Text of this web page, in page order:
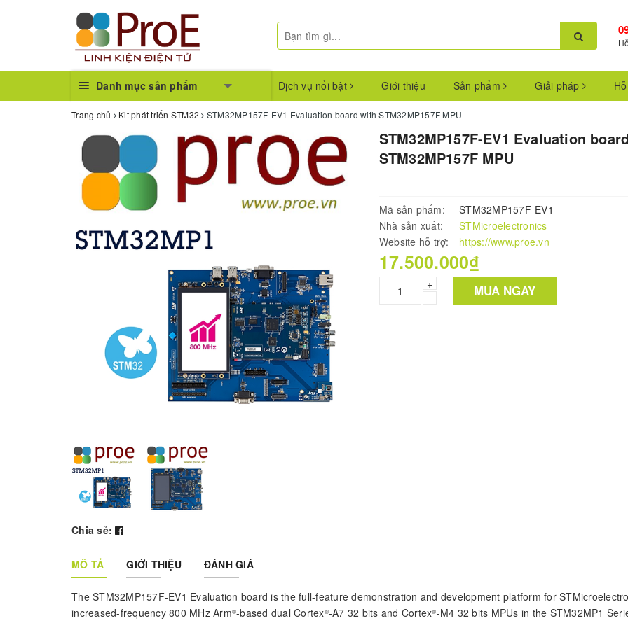
Danh mục sản phẩm Dịch vụ nổi bật Giới thiệu Sản phẩm Giải pháp
Trang chủ Kit phát triển STM32 STM32MP157F-EV1 Evaluation board with STM32MP157F MPU
Chia sẻ:
STM32MP157F-EV1 Evaluation
STM32MP157F MPU
Mã sản phẩm:
STM32MP157F-EV1
Nhà sản xuất:
STMicroelectronics
Website hỗ trợ:
https://www.proe.vn
17.500.000₫
+
–
MUA NGAY
MÔ TẢ GIỚI THIỆU ĐÁNH GIÁ
The STM32MP157F-EV1 Evaluation board is the full-feature demonstration and development platform for
increased-frequency 800 MHz Arm®-based dual Cortex®-A7 32 bits and Cortex®-M4 32 bits MPUs in the STM32MP1